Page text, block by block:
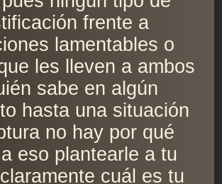
frente a
lamentables o
les lleven a ambos
sabe en algún
hasta una situación
no hay por qué
a eso plantearle a tu
cuál es tu